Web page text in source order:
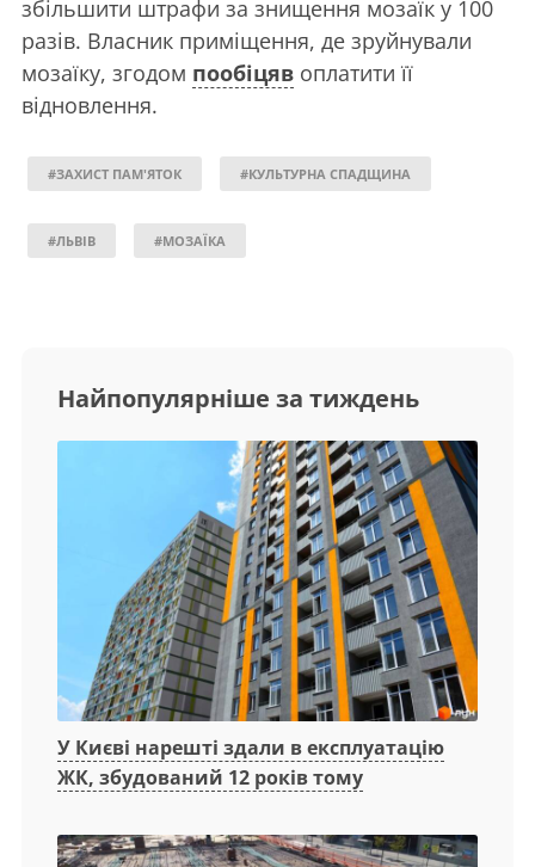
збільшити штрафи за знищення мозаїк у 100
разів. Власник приміщення, де зруйнували
мозаїку, згодом пообіцяв оплатити її
відновлення.
#ЗАХИСТ ПАМ'ЯТОК #КУЛЬТУРНА СПАДЩИНА
#ЛЬВІВ #МОЗАЇКА
Найпопулярніше за тиждень
У Києві нарешті здали в експлуатацію
ЖК, збудований 12 років тому